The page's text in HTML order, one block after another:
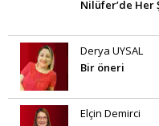
Nilüfer’de Her
Derya UYSAL
Bir öneri
Elçin Demirci